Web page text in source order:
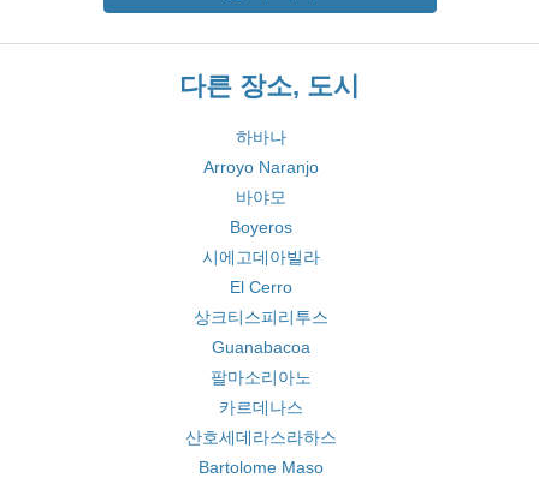
다른 장소, 도시
하바나
Arroyo Naranjo
바야모
Boyeros
시에고데아빌라
El Cerro
상크티스피리투스
Guanabacoa
팔마소리아노
카르데나스
산호세데라스라하스
Bartolome Maso